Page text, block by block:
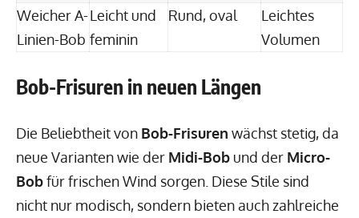
Weicher A-
Linien-Bob
Leicht und
feminin
Rund, oval
Leichtes
Volumen
Bob-Frisuren in neuen Längen
Die Beliebtheit von Bob-Frisuren wächst stetig, da
neue Varianten wie der Midi-Bob und der Micro-
Bobfür frischen Wind sorgen. Diese Stile sind
nicht nur modisch, sondern bieten auch zahlreiche